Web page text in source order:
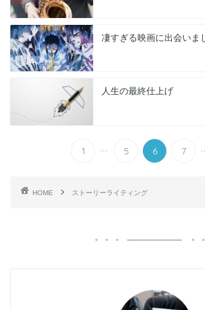
凄すぎる映画に出会いま
人生の最終仕上げ
1 ... 5 6 7
HOME ストーリーライティング